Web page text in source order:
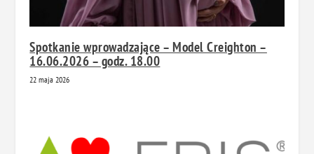
Spotkanie wprowadzające – Model Creighton –
16.06.2026 – godz. 18.00
22 maja 2026